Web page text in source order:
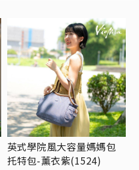
英式學院風大容量媽媽包
托特包-薰衣紫(1524)